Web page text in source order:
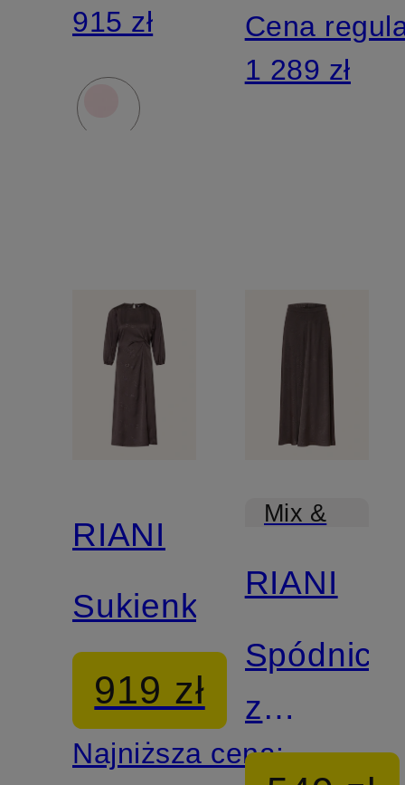
915 zł
Cena
1 289 zł
RIANI
Sukienka
919 zł
Najniższa cena:
Mix &
RIANI
Spódnica
z